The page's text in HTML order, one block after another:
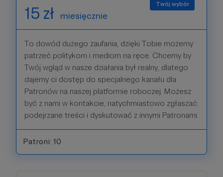
15 zł miesięcznie
To dowód dużego zaufania, dzięki Tobie możemy
patrzeć politykom i mediom na ręce. Chcemy by
Twój wgląd w nasze działania był realny, dlatego
dajemy ci dostęp do specjalnego kanału dla
Patronów na naszej platformie roboczej. Możesz
być z nami w kontakcie, natychmiastowo zgłaszać
podejrzane treści i dyskutować z innymi Patronami.
Patroni: 10